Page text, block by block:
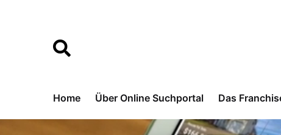
Home Über Online Suchportal Das